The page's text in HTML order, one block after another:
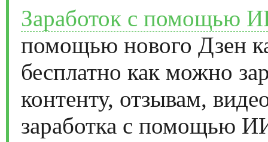
Заработок с помощью
помощью нового Дзен
бесплатно как можно
контенту, отзывам,
заработка с помощью